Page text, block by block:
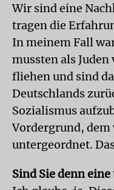
Wir sind eine
tragen die
In meinem Fall
mussten als
fliehen und sind
Deutschlands
Sozialismus
Vordergrund, dem
untergeordnet.
Sind Sie denn